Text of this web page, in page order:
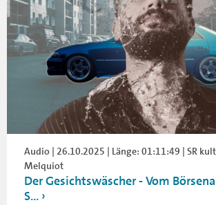
Audio | 26.10.2025 | Länge: 01:11:49 | SR
Melquiot
Der Gesichtswäscher - Vom
S...